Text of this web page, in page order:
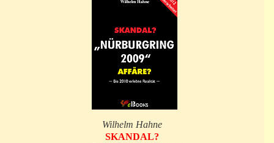
Wilhelm Hahne
SKANDAL?